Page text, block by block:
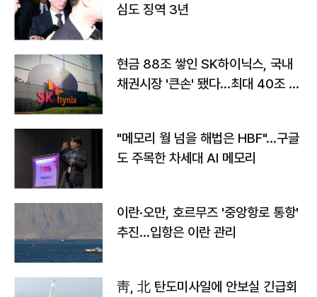
심도 징역 3년
현금 88조 쌓인 SK하이닉스, 국내
채권시장 '큰손' 됐다…최대 40조 투
"메모리 월 넘을 해법은 HBF"…구글
도 주목한 차세대 AI 메모리
이란·오만, 호르무즈 '중앙항로 통항'
추진…입항은 이란 관리
靑, 北 탄도미사일에 안보실 긴급회